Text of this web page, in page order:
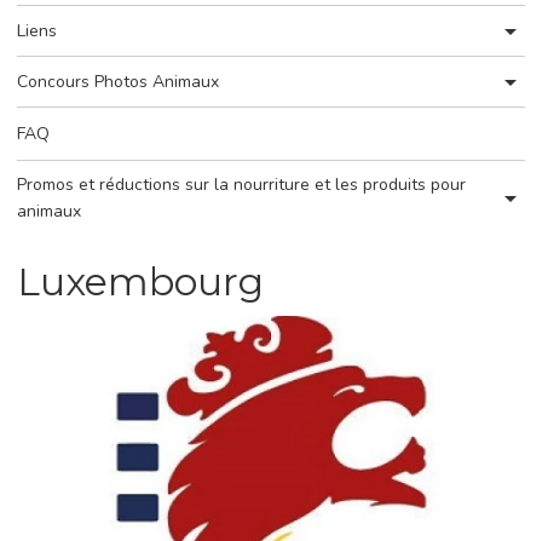
Liens
Concours Photos Animaux
FAQ
Promos et réductions sur la nourriture et les produits pour
animaux
Luxembourg